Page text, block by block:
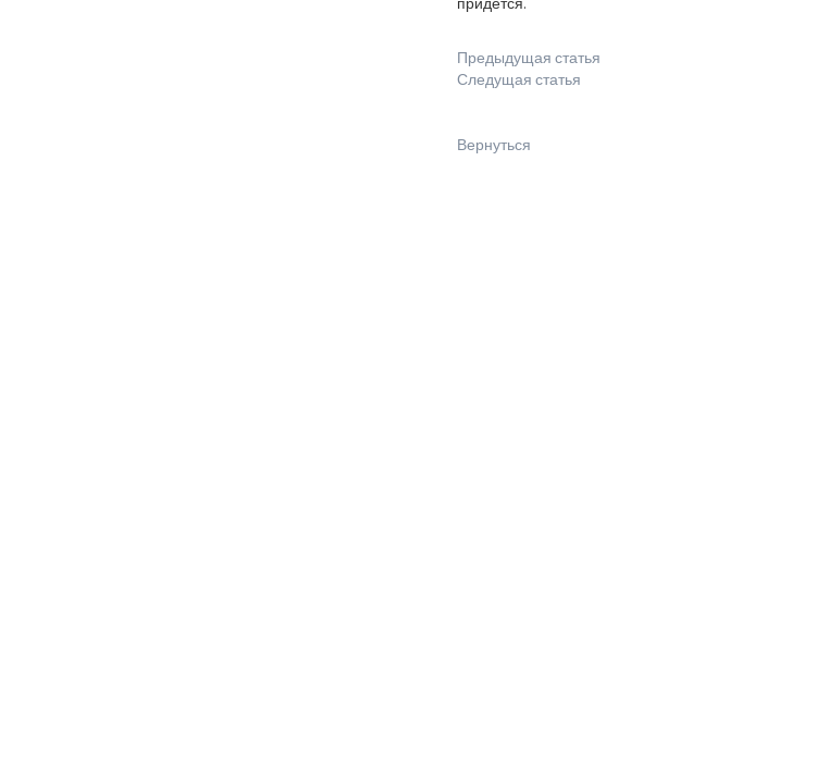
Предыдущая статья
Следущая статья
Вернуться